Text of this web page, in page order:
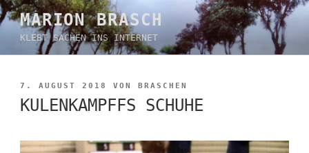
Zum
Inhalt
springen
MARION BRASCH
KLEBT SACHEN INS INTERNET
VERÖFFENTLICHT
AM
7. AUGUST 2018 VON BRASCHEN
KULENKAMPFFS SCHUHE